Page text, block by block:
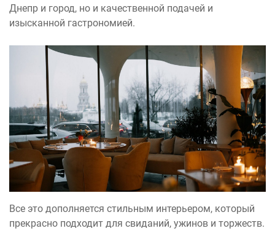
Днепр и город, но и качественной подачей и
изысканной гастрономией.
Все это дополняется стильным интерьером, который
прекрасно подходит для свиданий, ужинов и торжеств.